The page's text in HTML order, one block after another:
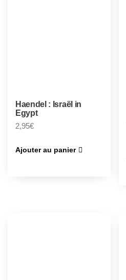
Haendel : Israël in
Egypt
2,95€
Ajouter au panier